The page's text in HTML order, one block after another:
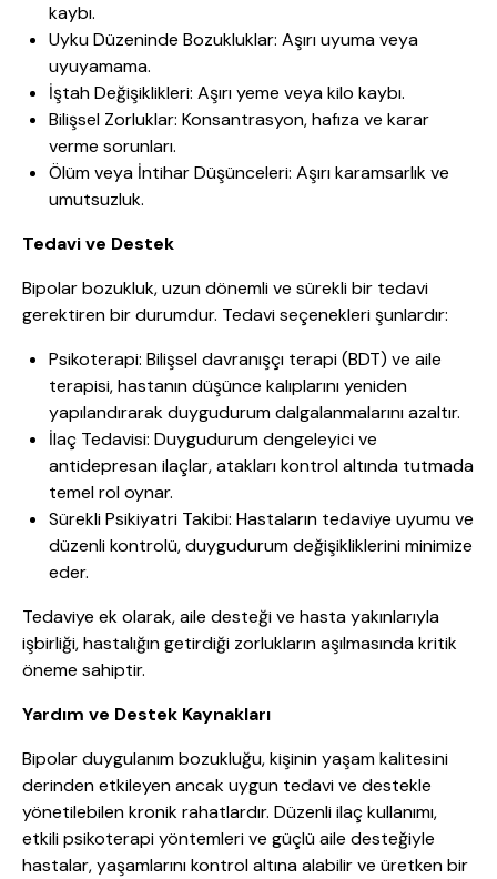
kaybı.
Uyku Düzeninde Bozukluklar: Aşırı uyuma veya
uyuyamama.
İştah Değişiklikleri: Aşırı yeme veya kilo kaybı.
Bilişsel Zorluklar: Konsantrasyon, hafıza ve karar
verme sorunları.
Ölüm veya İntihar Düşünceleri: Aşırı karamsarlık ve
umutsuzluk.
Tedavi ve Destek
Bipolar bozukluk, uzun dönemli ve sürekli bir tedavi
gerektiren bir durumdur. Tedavi seçenekleri şunlardır:
Psikoterapi: Bilişsel davranışçı terapi (BDT) ve aile
terapisi, hastanın düşünce kalıplarını yeniden
yapılandırarak duygudurum dalgalanmalarını azaltır.
İlaç Tedavisi: Duygudurum dengeleyici ve
antidepresan ilaçlar, atakları kontrol altında tutmada
temel rol oynar.
Sürekli Psikiyatri Takibi: Hastaların tedaviye uyumu ve
düzenli kontrolü, duygudurum değişikliklerini minimize
eder.
Tedaviye ek olarak, aile desteği ve hasta yakınlarıyla
işbirliği, hastalığın getirdiği zorlukların aşılmasında kritik
öneme sahiptir.
Yardım ve Destek Kaynakları
Bipolar duygulanım bozukluğu, kişinin yaşam kalitesini
derinden etkileyen ancak uygun tedavi ve destekle
yönetilebilen kronik rahatlardır. Düzenli ilaç kullanımı,
etkili psikoterapi yöntemleri ve güçlü aile desteğiyle
hastalar, yaşamlarını kontrol altına alabilir ve üretken bir